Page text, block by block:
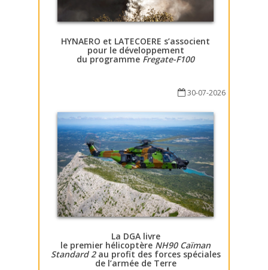
HYNAERO et LATECOERE s’associent
pour le développement
du programme Fregate-F100
30-07-2026
La DGA livre
le premier hélicoptère NH90 Caïman
Standard 2au profit des forces spéciales
de l’armée de Terre